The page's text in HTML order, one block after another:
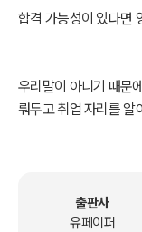
합격 가능성이 있다면
우리말이 아니기 때문
뤄두고 취업 자리를 알
영어면접, 생각보다
어나지 않는 편이다.
출판사
유페이퍼